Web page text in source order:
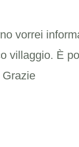
vorrei
villaggio. È